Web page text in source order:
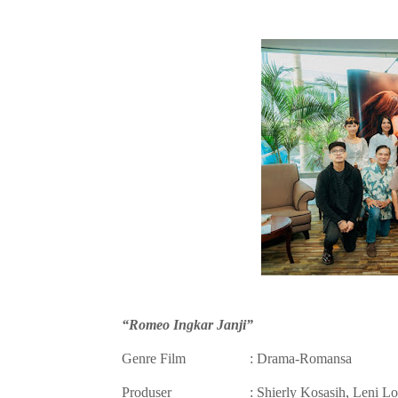
“Romeo Ingkar Janji”
Genre Film : Drama-Romansa
Produser : Shierly Kosasih, Leni